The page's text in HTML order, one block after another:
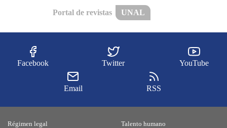
Portal de revistas UNAL
Facebook Twitter YouTube
Email RSS
Régimen legal
Talento humano